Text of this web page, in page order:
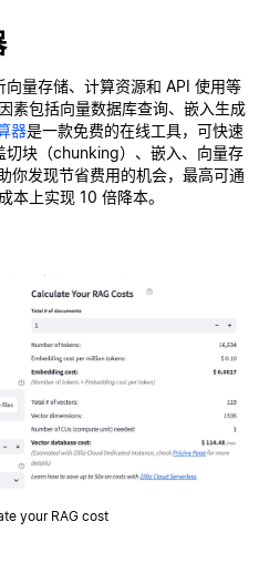
向量存储、计算资源和 API 使用等
素包括向量数据库查询、嵌入生成
器是一款免费的在线工具，可快速
切块（chunking）、嵌入、向量存
你发现节省费用的机会，最高可通
本上实现 10 倍降本。
your RAG cost